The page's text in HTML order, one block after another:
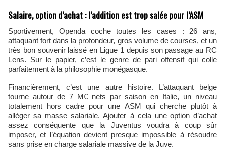
Salaire, option d’achat : l’addition est trop salée pour l’ASM
Sportivement, Openda coche toutes les cases : 26 ans,
attaquant fort dans la profondeur, gros volume de courses, et un
très bon souvenir laissé en Ligue 1 depuis son passage au RC
Lens. Sur le papier, c’est le genre de pari offensif qui colle
parfaitement à la philosophie monégasque.
Financièrement, c’est une autre histoire. L’attaquant belge
tourne autour de 7 M€ nets par saison en Italie, un niveau
totalement hors cadre pour une ASM qui cherche plutôt à
alléger sa masse salariale. Ajouter à cela une option d’achat
assez conséquente que la Juventus voudra à coup sûr
imposer, et l’équation devient presque impossible à résoudre
sans prise en charge salariale massive de la Juve.